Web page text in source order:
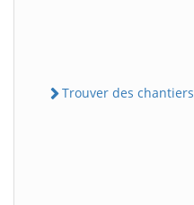
Trouver des chantiers